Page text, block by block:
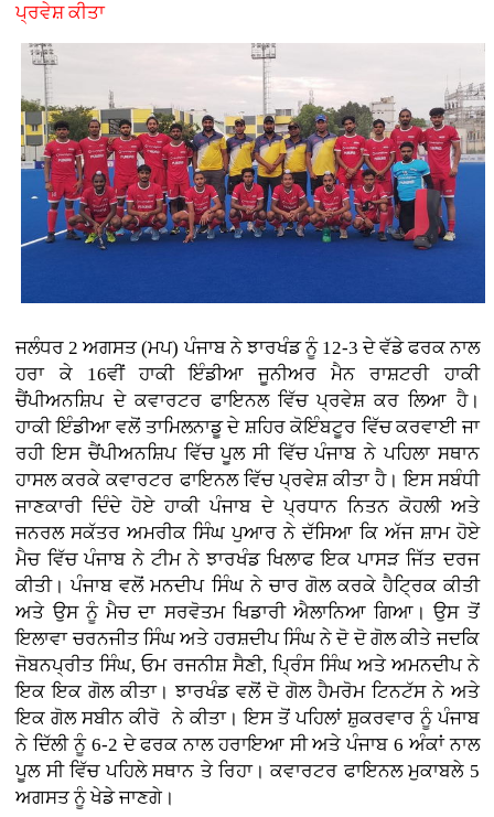
ਪ੍ਰਵੇਸ਼ ਕੀਤਾ
ਜਲੰਧਰ 2 ਅਗਸਤ (ਮਪ) ਪੰਜਾਬ ਨੇ ਝਾਰਖੰਡ ਨੂੰ 12-3 ਦੇ ਵੱਡੇ ਫਰਕ ਨਾਲ
ਹਰਾ ਕੇ 16ਵੀਂ ਹਾਕੀ ਇੰਡੀਆ ਜੂਨੀਅਰ ਮੈਨ ਰਾਸ਼ਟਰੀ ਹਾਕੀ
ਚੈਂਪੀਅਨਸ਼ਿਪ ਦੇ ਕਵਾਰਟਰ ਫਾਇਨਲ ਵਿੱਚ ਪ੍ਰਵੇਸ਼ ਕਰ ਲਿਆ ਹੈ।
ਹਾਕੀ ਇੰਡੀਆ ਵਲੋਂ ਤਾਮਿਲਨਾਡੂ ਦੇ ਸ਼ਹਿਰ ਕੋਇੰਬਟੂਰ ਵਿੱਚ ਕਰਵਾਈ ਜਾ
ਰਹੀ ਇਸ ਚੈਂਪੀਅਨਸ਼ਿਪ ਵਿੱਚ ਪੂਲ ਸੀ ਵਿੱਚ ਪੰਜਾਬ ਨੇ ਪਹਿਲਾ ਸਥਾਨ
ਹਾਸਲ ਕਰਕੇ ਕਵਾਰਟਰ ਫਾਇਨਲ ਵਿੱਚ ਪ੍ਰਵੇਸ਼ ਕੀਤਾ ਹੈ। ਇਸ ਸਬੰਧੀ
ਜਾਣਕਾਰੀ ਦਿੰਦੇ ਹੋਏ ਹਾਕੀ ਪੰਜਾਬ ਦੇ ਪ੍ਰਧਾਨ ਨਿਤਨ ਕੋਹਲੀ ਅਤੇ
ਜਨਰਲ ਸਕੱਤਰ ਅਮਰੀਕ ਸਿੰਘ ਪੁਆਰ ਨੇ ਦੱਸਿਆ ਕਿ ਅੱਜ ਸ਼ਾਮ ਹੋਏ
ਮੈਚ ਵਿੱਚ ਪੰਜਾਬ ਨੇ ਟੀਮ ਨੇ ਝਾਰਖੰਡ ਖਿਲਾਫ ਇਕ ਪਾਸੜ ਜਿੱਤ ਦਰਜ
ਕੀਤੀ। ਪੰਜਾਬ ਵਲੋਂ ਮਨਦੀਪ ਸਿੰਘ ਨੇ ਚਾਰ ਗੋਲ ਕਰਕੇ ਹੈਟ੍ਰਿਕ ਕੀਤੀ
ਅਤੇ ਉਸ ਨੂੰ ਮੈਚ ਦਾ ਸਰਵੋਤਮ ਖਿਡਾਰੀ ਐਲਾਨਿਆ ਗਿਆ। ਉਸ ਤੋਂ
ਇਲਾਵਾ ਚਰਨਜੀਤ ਸਿੰਘ ਅਤੇ ਹਰਸ਼ਦੀਪ ਸਿੰਘ ਨੇ ਦੋ ਦੋ ਗੋਲ ਕੀਤੇ ਜਦਕਿ
ਜੋਬਨਪ੍ਰੀਤ ਸਿੰਘ, ਓਮ ਰਜਨੀਸ਼ ਸੈਣੀ, ਪ੍ਰਿੰਸ ਸਿੰਘ ਅਤੇ ਅਮਨਦੀਪ ਨੇ
ਇਕ ਇਕ ਗੋਲ ਕੀਤਾ। ਝਾਰਖੰਡ ਵਲੋਂ ਦੋ ਗੋਲ ਹੈਮਰੋਮ ਟਿਨਟੱਸ ਨੇ ਅਤੇ
ਇਕ ਗੋਲ ਸਬੀਨ ਕੀਰੋ ਨੇ ਕੀਤਾ। ਇਸ ਤੋਂ ਪਹਿਲਾਂ ਸ਼ੁਕਰਵਾਰ ਨੂੰ ਪੰਜਾਬ
ਨੇ ਦਿੱਲੀ ਨੂੰ 6-2 ਦੇ ਫਰਕ ਨਾਲ ਹਰਾਇਆ ਸੀ ਅਤੇ ਪੰਜਾਬ 6 ਅੰਕਾਂ ਨਾਲ
ਪੂਲ ਸੀ ਵਿੱਚ ਪਹਿਲੇ ਸਥਾਨ ਤੇ ਰਿਹਾ। ਕਵਾਰਟਰ ਫਾਇਨਲ ਮੁਕਾਬਲੇ 5
ਅਗਸਤ ਨੂੰ ਖੇਡੇ ਜਾਣਗੇ।